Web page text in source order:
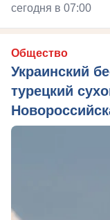
сегодня в 07:00
Общество
Украинский
турецкий